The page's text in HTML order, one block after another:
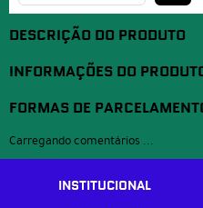
DESCRIÇÃO DO PRODUTO
INFORMAÇÕES DO
FORMAS DE
Carregando comentários ...
INSTITUCIONAL